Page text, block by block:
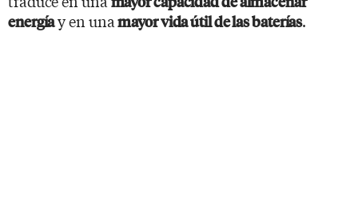
energíay en unamayor vida útil de las baterías.